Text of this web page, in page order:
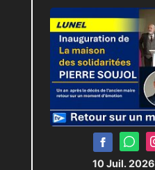
10 Juil. 2026